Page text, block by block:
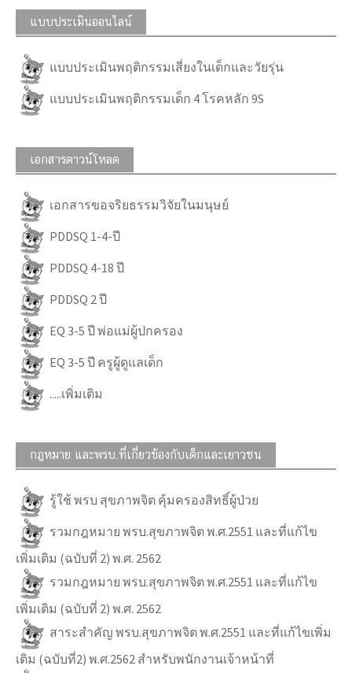
แบบประเมินออนไลน์
แบบประเมินพฤติกรรมเสี่ยงในเด็กและวัยรุ่น
แบบประเมินพฤติกรรมเด็ก 4 โรคหลัก 9S
เอกสารดาวน์โหลด
เอกสารขอจริยธรรมวิจัยในมนุษย์
PDDSQ 1-4-ปี
PDDSQ 4-18 ปี
PDDSQ 2 ปี
EQ 3-5 ปี พ่อแม่ผู้ปกครอง
EQ 3-5 ปี ครูผู้ดูแลเด็ก
.....เพิ่มเติม
กฎหมาย และพรบ.ที่เกี่ยวข้องกับเด็กและเยาวชน
รู้ใช้ พรบ สุขภาพจิต คุ้มครองสิทธิ์ผู้ป่วย
รวมกฎหมาย พรบ.สุขภาพจิต พ.ศ.2551 และที่แก้ไข
เพิ่มเติม (ฉบับที่ 2) พ.ศ. 2562
รวมกฎหมาย พรบ.สุขภาพจิต พ.ศ.2551 และที่แก้ไข
เพิ่มเติม (ฉบับที่ 2) พ.ศ. 2562
สาระสำคัญ พรบ.สุขภาพจิต พ.ศ.2551 และที่แก้ไขเพิ่ม
เติม (ฉบับที่2) พ.ศ.2562 สำหรับพนักงานเจ้าหน้าที่